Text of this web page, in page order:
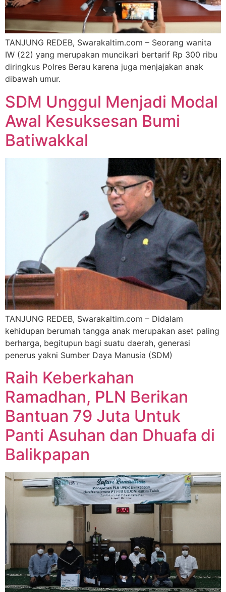
TANJUNG REDEB, Swarakaltim.com – Seorang wanita
IW (22) yang merupakan muncikari bertarif Rp 300 ribu
diringkus Polres Berau karena juga menjajakan anak
dibawah umur.
SDM Unggul Menjadi Modal
Awal Kesuksesan Bumi
Batiwakkal
TANJUNG REDEB, Swarakaltim.com – Didalam
kehidupan berumah tangga anak merupakan aset paling
berharga, begitupun bagi suatu daerah, generasi
penerus yakni Sumber Daya Manusia (SDM)
Raih Keberkahan
Ramadhan, PLN Berikan
Bantuan 79 Juta Untuk
Panti Asuhan dan Dhuafa di
Balikpapan